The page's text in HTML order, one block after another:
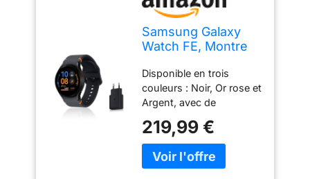
Samsung Galaxy
Watch FE, Montre
la Santé, Suivi de
Fitness, Bluetooth,
40mm, Noir,
Chargeur Secteur
Rapide Inclus,
Version FR
Disponible en trois
couleurs : Noir, Or rose et
Argent, avec de
assortis, la Galaxy Watch
FE complète
parfaitement votre style,
219,99 €